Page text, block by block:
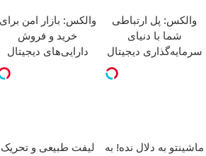
والکس: پل ارتباطی
شما با دنیای
سرمایه‌گذاری دیجیتال
والکس: بازار امن برای
خرید و فروش
دارایی‌های دیجیتال
ماشینتو به دلال نده! به
لیفت طبیعی و تحریک